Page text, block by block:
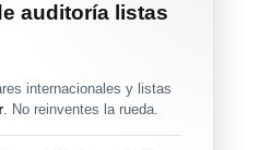
auditoría listas
internacionales y listas
. No reinventes la rueda.